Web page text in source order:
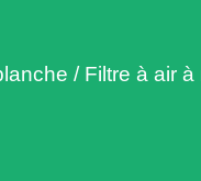
/ Filtre à air